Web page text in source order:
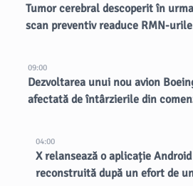
Tumor cerebral descoperit în
scan preventiv readuce RMN-urile
09:00
Dezvoltarea unui nou avion
afectată de întârzierile din
04:00
X relansează o aplicație Android
reconstruită după un efort de